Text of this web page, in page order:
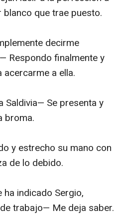
que trae puesto.
decirme
Respondo finalmente y
acercarme a ella.
Saldivia— Se presenta y
broma.
y estrecho su mano con
de lo debido.
indicado Sergio,
trabajo— Me deja saber.